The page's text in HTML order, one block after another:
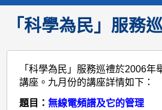
「科學為民」服務
「科學為民」服務巡禮於2006年
講座。九月份的講座詳情如下：
題目：無線電頻譜及它的管理